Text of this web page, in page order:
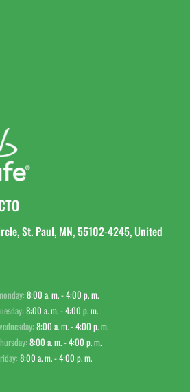
St. Paul, MN, 55102-4245, United
8:00 a. m. - 4:00 p. m.
8:00 a. m. - 4:00 p. m.
8:00 a. m. - 4:00 p. m.
8:00 a. m. - 4:00 p. m.
8:00 a. m. - 4:00 p. m.